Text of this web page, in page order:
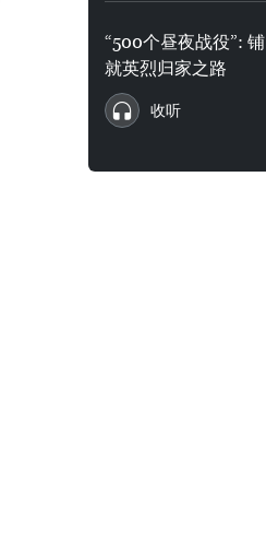
“500个昼夜战役”: 铺
就英烈归家之路
收听